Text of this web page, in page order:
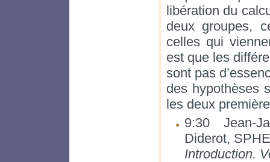
libération du
deux groupes,
celles qui
est que les
sont pas
des hypothèses
les deux
9:30 Jean-
Diderot,
Introduction.